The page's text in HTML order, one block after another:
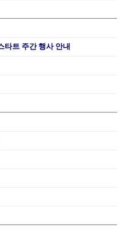
타트 주간 행사 안내